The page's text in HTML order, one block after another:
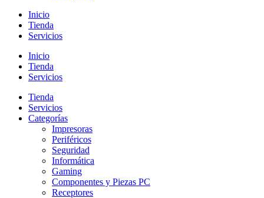
Inicio
Tienda
Servicios
Inicio
Tienda
Servicios
Tienda
Servicios
Categorías
Impresoras
Periféricos
Seguridad
Informática
Gaming
Componentes y Piezas PC
Receptores